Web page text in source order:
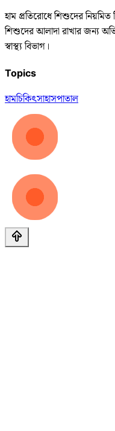
হাম প্রতিরোধে শিশুদের নিয়মিত
শিশুদের আলাদা রাখার জন্য
স্বাস্থ্য বিভাগ।
Topics
হামচিকিৎসাহাসপাতাল